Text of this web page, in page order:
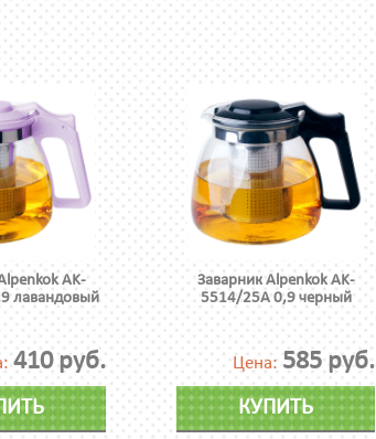
AK-
лавандовый
410 руб.
Заварник Alpenkok AK-
5514/25A 0,9 черный
Цена: 585 руб.
КУПИТЬ